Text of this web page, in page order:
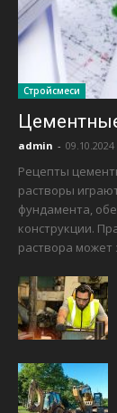
Стройсмеси
admin - 09.10.2024
Рецепты
растворы
фундамента,
конструкции.
раствора может